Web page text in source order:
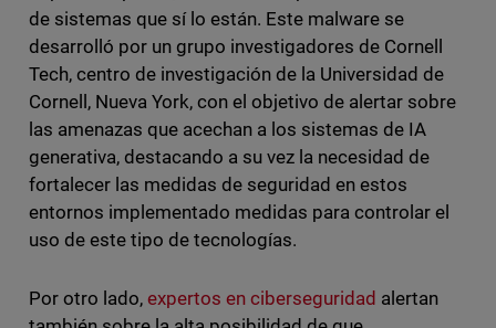
de sistemas que sí lo están. Este malware se
desarrolló por un grupo investigadores de Cornell
Tech, centro de investigación de la Universidad de
Cornell, Nueva York, con el objetivo de alertar sobre
las amenazas que acechan a los sistemas de IA
generativa, destacando a su vez la necesidad de
fortalecer las medidas de seguridad en estos
entornos implementado medidas para controlar el
uso de este tipo de tecnologías.
Por otro lado, expertos en ciberseguridad alertan